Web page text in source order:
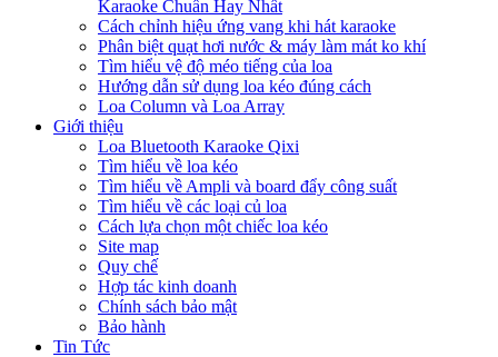
Karaoke Chuẩn Hay Nhất
Cách chỉnh hiệu ứng vang khi hát karaoke
Phân biệt quạt hơi nước & máy làm mát ko khí
Tìm hiểu vệ độ méo tiếng của loa
Hướng dẫn sử dụng loa kéo đúng cách
Loa Column và Loa Array
Giới thiệu
Loa Bluetooth Karaoke Qixi
Tìm hiểu về loa kéo
Tìm hiểu về Ampli và board đẩy công suất
Tìm hiểu về các loại củ loa
Cách lựa chọn một chiếc loa kéo
Site map
Quy chế
Hợp tác kinh doanh
Chính sách bảo mật
Bảo hành
Tin Tức